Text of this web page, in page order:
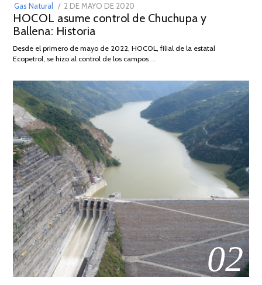
Gas Natural
POSTED
ON
2 DE MAYO DE 2020
DE
2026
HOCOL asume control de Chuchupa y
Ballena: Historia
Desde el primero de mayo de 2022, HOCOL, filial de la estatal
Ecopetrol, se hizo al control de los campos …
02